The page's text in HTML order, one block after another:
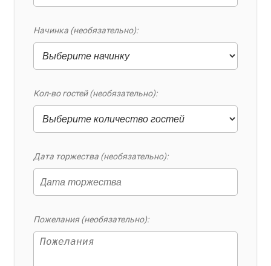
Начинка (необязательно):
Кол-во гостей (необязательно):
Дата торжества (необязательно):
Пожелания (необязательно):